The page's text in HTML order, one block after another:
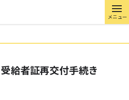
メニュー
給者証再交付手続き